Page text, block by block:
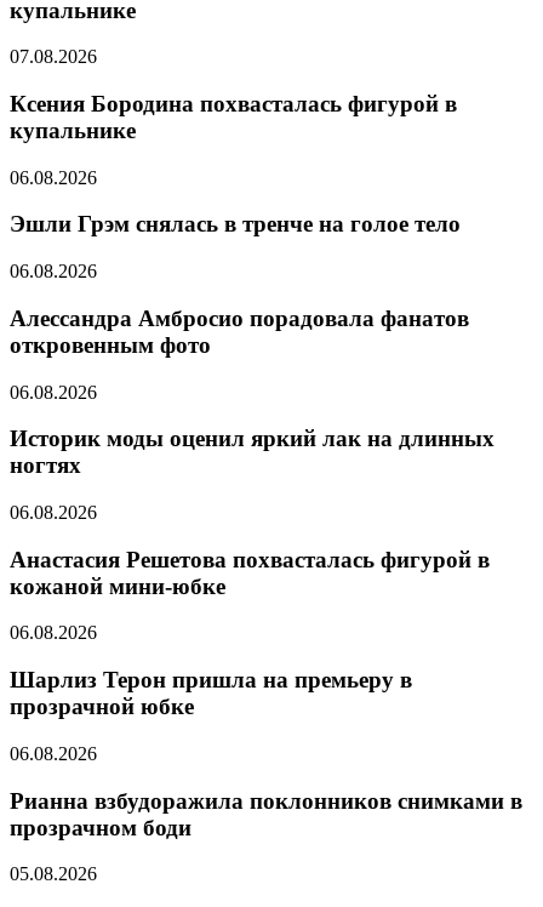
купальнике
07.08.2026
Ксения Бородина похвасталась фигурой в
купальнике
06.08.2026
Эшли Грэм снялась в тренче на голое тело
06.08.2026
Алессандра Амбросио порадовала фанатов
откровенным фото
06.08.2026
Историк моды оценил яркий лак на длинных
ногтях
06.08.2026
Анастасия Решетова похвасталась фигурой в
кожаной мини-юбке
06.08.2026
Шарлиз Терон пришла на премьеру в
прозрачной юбке
06.08.2026
Рианна взбудоражила поклонников снимками в
прозрачном боди
05.08.2026